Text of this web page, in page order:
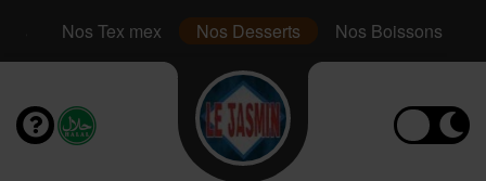
Nos Tex mex Nos Desserts Nos Boissons